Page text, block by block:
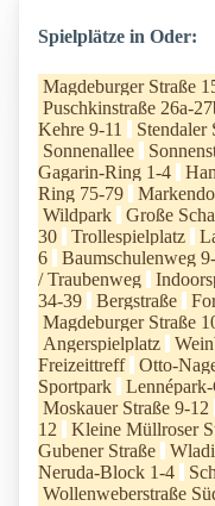
Spielplätze in Oder:
Magdeburger Straße
Puschkinstraße 26a-
Kehre 9-11
Stendaler
Sonnenallee
Gagarin-Ring 1-4
Ring 75-79
Wildpark
Große
30
Trollespielplatz
6
Baumschulenweg
/ Traubenweg
34-39
Bergstraße
Magdeburger Straße
Angerspielplatz
Freizeittreff
Otto-
Sportpark
Moskauer Straße 9-12
12
Kleine Müllroser
Gubener Straße
Neruda-Block 1-4
Wollenweberstraße